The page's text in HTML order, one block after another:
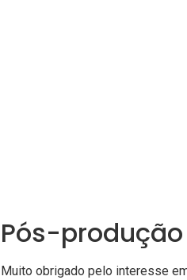
Pós-produção
Muito obrigado pelo interesse